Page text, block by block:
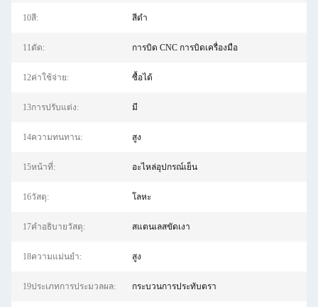
10สี: สีดํา
11ดัด: การบิด CNC การบิดเครื่องมือ
12ค่าใช้จ่าย: ซื้อได้
13การปรับแต่ง: มี
14ความทนทาน: สูง
15หน้าที่: อะไหล่อุปกรณ์เย็น
16วัสดุ: โลหะ
17คำอธิบายวัสดุ: สแตนเลสขัดเงา
18ความแม่นยำ: สูง
19ประเภทการประมวลผล: กระบวนการประทับตรา